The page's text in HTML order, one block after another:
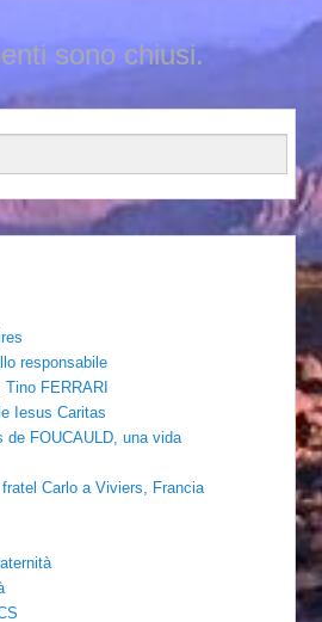
sono chiusi.
responsabile
Tino FERRARI
Iesus Caritas
de FOUCAULD, una vida
Carlo a Viviers, Francia